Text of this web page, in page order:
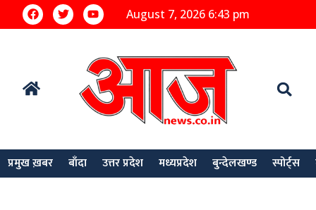
August 7, 2026 6:43 pm
प्रमुख ख़बर बाँदा उत्तर प्रदेश मध्यप्रदेश बुन्देलखण्ड स्पोर्ट्स